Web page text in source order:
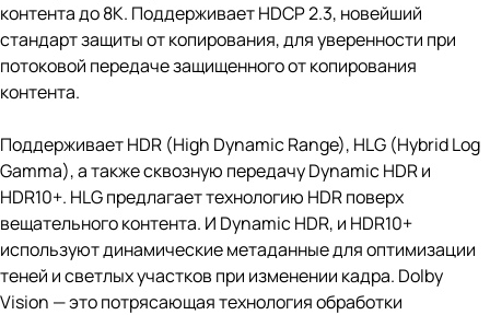
контента до 8K. Поддерживает HDCP 2.3, новейший
стандарт защиты от копирования, для уверенности при
потоковой передаче защищенного от копирования
контента.
Поддерживает HDR (High Dynamic Range), HLG (Hybrid Log
Gamma), а также сквозную передачу Dynamic HDR и
HDR10+. HLG предлагает технологию HDR поверх
вещательного контента. И Dynamic HDR, и HDR10+
используют динамические метаданные для оптимизации
теней и светлых участков при изменении кадра. Dolby
Vision — это потрясающая технология обработки